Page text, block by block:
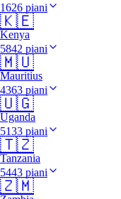
1626 piani
🇰🇪
Kenya
5842 piani
🇲🇺
Mauritius
4363 piani
🇺🇬
Uganda
5133 piani
🇹🇿
Tanzania
5443 piani
🇿🇲